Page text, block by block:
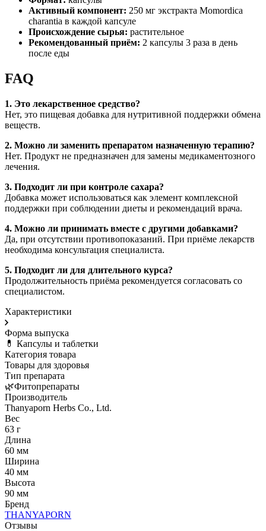
Активный компонент: 250 мг экстракта Momordica
charantia в каждой капсуле
Происхождение сырья: растительное
Рекомендованный приём: 2 капсулы 3 раза в день
после еды
FAQ
1. Это лекарственное средство?
Нет, это пищевая добавка для нутритивной поддержки обмена
веществ.
2. Можно ли заменить препаратом назначенную терапию?
Нет. Продукт не предназначен для замены медикаментозного
лечения.
3. Подходит ли при контроле сахара?
Добавка может использоваться как элемент комплексной
поддержки при соблюдении диеты и рекомендаций врача.
4. Можно ли принимать вместе с другими добавками?
Да, при отсутствии противопоказаний. При приёме лекарств
необходима консультация специалиста.
5. Подходит ли для длительного курса?
Продолжительность приёма рекомендуется согласовать со
специалистом.
Характеристики
Форма выпуска
💊 Капсулы и таблетки
Категория товара
Товары для здоровья
Тип препарата
🌿Фитопрепараты
Производитель
Thanyaporn Herbs Co., Ltd.
Вес
63 г
Длина
60 мм
Ширина
40 мм
Высота
90 мм
Бренд
THANYAPORN
Отзывы